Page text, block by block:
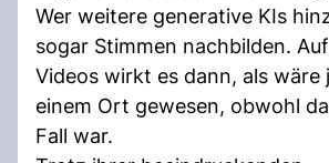
Wer weitere generative KIs
sogar Stimmen nachbilden.
Videos wirkt es dann, als wäre
einem Ort gewesen, obwohl
Fall war.